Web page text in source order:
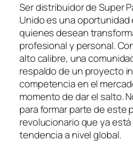
Ser distribuidor de Super
Unido es una
quienes desean
profesional y personal.
alto calibre, una
respaldo de un proyecto
competencia en el
momento de dar el salto.
para formar parte de este
revolucionario que ya
tendencia a nivel global.